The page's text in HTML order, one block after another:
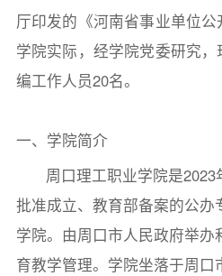
厅印发的《河南省事业单位
学院实际，经学院党委研究
编工作人员20名。
一、学院简介
周口理工职业学院是
批准成立、教育部备案的公办
学院。由周口市人民政府举
育教学管理。学院坐落于周